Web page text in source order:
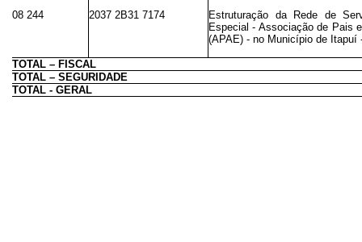
08 244
2037 2B31 7174
Estruturação da Rede de
Especial - Associação de Pais
(APAE) - no Município de Itapuí
TOTAL – FISCAL
TOTAL – SEGURIDADE
TOTAL - GERAL